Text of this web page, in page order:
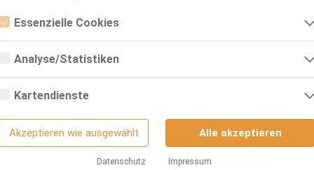
Essenzielle Cookies
Cookies sind alle notwendigen Cookies, die für den Betrieb
werden. Die Webseite kann ohne diese Cookies nicht richtig
Analyse/Statistiken
bzw. Statistikcookies sind Cookies, die der Analyse der
Zugriffsstatistiken dienen. Sie helfen den Webseiten-Besitzern zu
anonym gesammelt und gemeldet werden.
Analytics
Wir nutzen Google Analytics, wodurch Drittanbieter-Cookies gesetzt
Kartendienste
Sie Google Maps auf unserer Webseite nutzen, können
Informationen über Ihre Benutzung dieser Seite sowie Ihre IP-Adresse an
einen Server in den USA übertragen und auf diesem Server gespeichert
Akzeptieren wie ausgewählt Alle akzeptieren
Datenschutz Impressum
Alle Themen
Zur PC/Tablet Version
Deutsche Ladies.de